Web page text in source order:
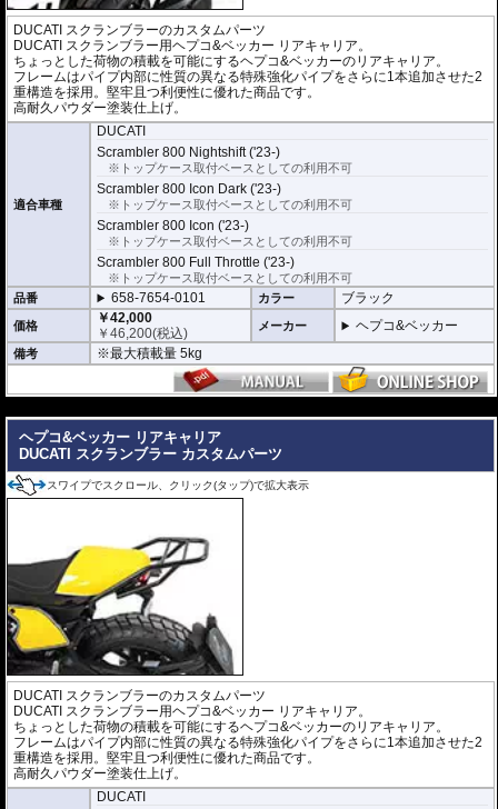
ヘルメットや日常の荷物をしっかりと収納できる大容量でありながら、使い
勝手にも妥協はありません。
また、持ち運びに便利なキャリーハンドルをケース両側に配置。
さらに、ケース内にはフロアマットを標準装備し、収納した荷物をケース底
面との擦れや衝撃から保護します。
車種別専用キャリアによる確実な取付
車種別専用設計のリアキャリア「スマートラック」をケースホルダーとして
採用。 シンプルでスマートな設計にこだわり、確実な取付が可能です。車体
デザインとの一体感にも優れ、マシンのイメージも損ないません。
製品仕様
サイズ : 30 × 44 × 37cm
重量 : 約3.7kg
豊富なオプションでより使いやすく機能的に
バックレスト、リッドキャリア、インナーバッグなどの専用オプションをラ
インナップ。
ツーリングスタイルや使用シーンに応じて、さらに快適で機能的な仕様へア
ップグレードできます。
DUCATI スクランブラーのカスタムパーツ
DUCATI スクランブラー用ヘプコ&ベッカー リアキャリア。
ちょっとした荷物の積載を可能にするヘプコ&ベッカーのリアキャリア。
フレームはパイプ内部に性質の異なる特殊強化パイプをさらに1本追加させた2
重構造を採用。堅牢且つ利便性に優れた商品です。
高耐久パウダー塗装仕上げ。
適合車種
DUCATI
Scrambler 800 Nightshift ('23-)
※トップケース取付ベースとしての利用不可
Scrambler 800 Icon Dark ('23-)
※トップケース取付ベースとしての利用不可
Scrambler 800 Icon ('23-)
※トップケース取付ベースとしての利用不可
Scrambler 800 Full Throttle ('23-)
※トップケース取付ベースとしての利用不可
品番
658-7654-0101 カラー ブラック
価格
￥42,000
￥46,200(税込) メーカー ヘプコ&ベッカー
備考 ※最大積載量 5kg
ヘプコ&ベッカー リアキャリア
DUCATI スクランブラー カスタムパーツ
スワイプでスクロール、クリック(タップ)で拡大表示
DUCATI スクランブラーのカスタムパーツ
DUCATI スクランブラー用ヘプコ&ベッカー リアキャリア。
ちょっとした荷物の積載を可能にするヘプコ&ベッカーのリアキャリア。
フレームはパイプ内部に性質の異なる特殊強化パイプをさらに1本追加させた2
重構造を採用。堅牢且つ利便性に優れた商品です。
高耐久パウダー塗装仕上げ。
DUCATI